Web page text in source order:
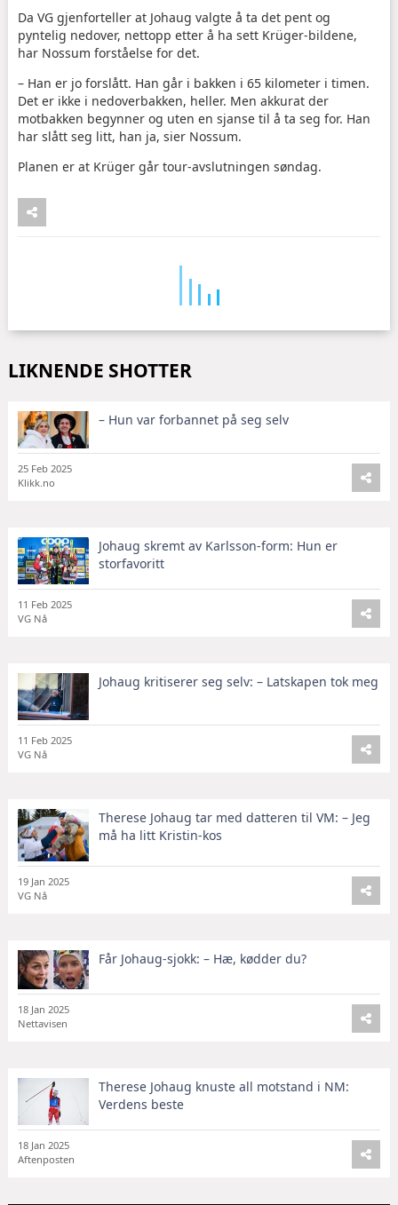
Da VG gjenforteller at Johaug valgte å ta det pent og
pyntelig nedover, nettopp etter å ha sett Krüger-bildene,
har Nossum forståelse for det.
– Han er jo forslått. Han går i bakken i 65 kilometer i timen.
Det er ikke i nedoverbakken, heller. Men akkurat der
motbakken begynner og uten en sjanse til å ta seg for. Han
har slått seg litt, han ja, sier Nossum.
Planen er at Krüger går tour-avslutningen søndag.
LIKNENDE SHOTTER
– Hun var forbannet på seg selv
25 Feb 2025
Klikk.no
Johaug skremt av Karlsson-form: Hun er
storfavoritt
11 Feb 2025
VG Nå
Johaug kritiserer seg selv: – Latskapen tok meg
11 Feb 2025
VG Nå
Therese Johaug tar med datteren til VM: – Jeg
må ha litt Kristin-kos
19 Jan 2025
VG Nå
Får Johaug-sjokk: – Hæ, kødder du?
18 Jan 2025
Nettavisen
Therese Johaug knuste all motstand i NM:
Verdens beste
18 Jan 2025
Aftenposten